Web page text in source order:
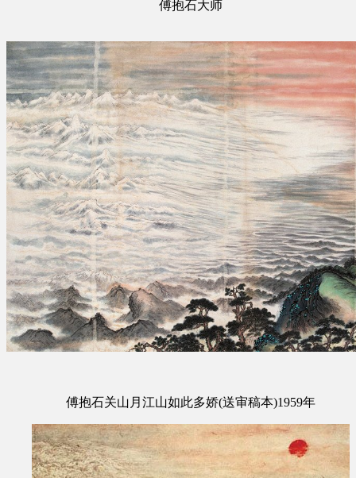
傅抱石大师
傅抱石关山月江山如此多娇(送审稿本)1959年